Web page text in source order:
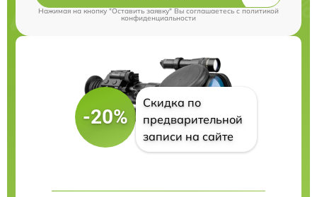
Нажимая на кнопку "Оставить заявку" Вы соглашаетесь cполитикой
конфиденциальности
-20%
Скидка по
предварительной
записи на сайте